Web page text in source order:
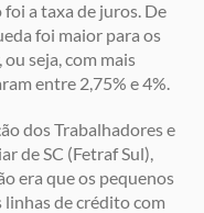
a taxa de juros. De
foi maior para os
seja, com mais
entre 2,75% e 4%.
dos Trabalhadores e
de SC (Fetraf Sul),
era que os pequenos
linhas de crédito com